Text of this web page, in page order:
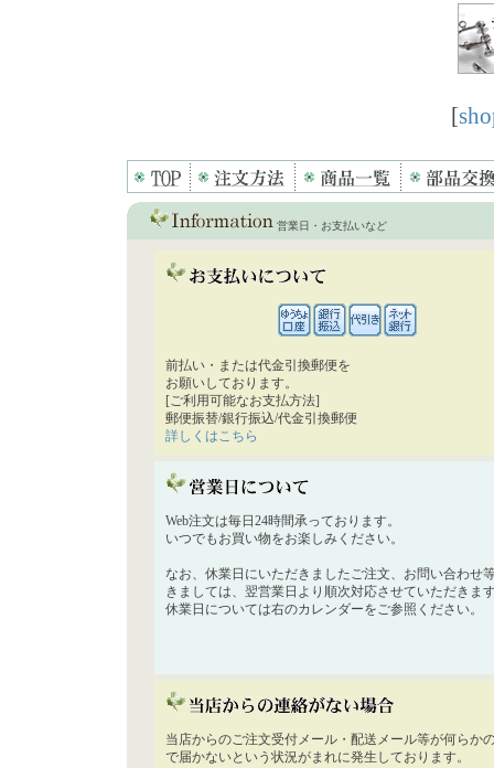
[
営業日・お支払いなど
前払い・または代金引換郵便を
お願いしております。
[ご利用可能なお支払方法]
郵便振替/銀行振込/代金引換郵便
詳しくはこちら
Web注文は毎日24時間承っております。
いつでもお買い物をお楽しみください。
なお、休業日にいただきましたご注文、お問い合わせ
きましては、翌営業日より順次対応させていただきま
休業日については右のカレンダーをご参照ください。
当店からのご注文受付メール・配送メール等が何らか
で届かないという状況がまれに発生しております。